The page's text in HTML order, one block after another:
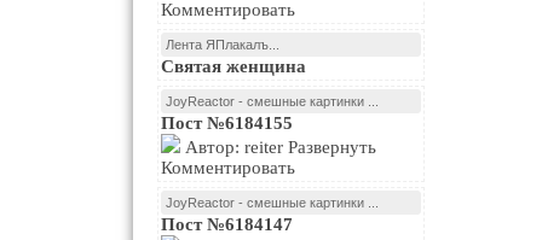
Комментировать
Лента ЯПлакалъ...
Святая женщина
JoyReactor - смешные картинки ...
Пост №6184155
Комментировать
JoyReactor - смешные картинки ...
Пост №6184147